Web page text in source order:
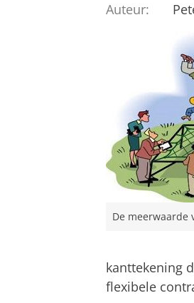
Auteur:
De meerwaarde
kanttekening
flexibele